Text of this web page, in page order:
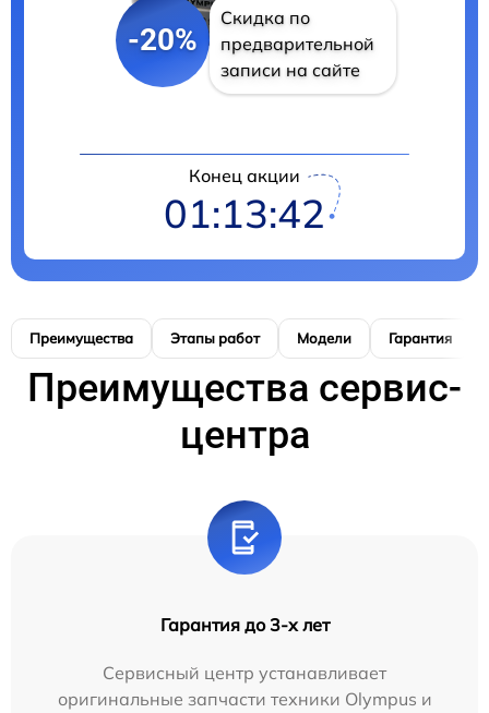
-20%
Скидка по
предварительной
записи на сайте
Конец акции
01:13:41
Преимущества Этапы работ Модели Гарантия
Преимущества сервис-
центра
Гарантия до 3-х лет
Сервисный центр устанавливает
оригинальные запчасти техники Olympus и